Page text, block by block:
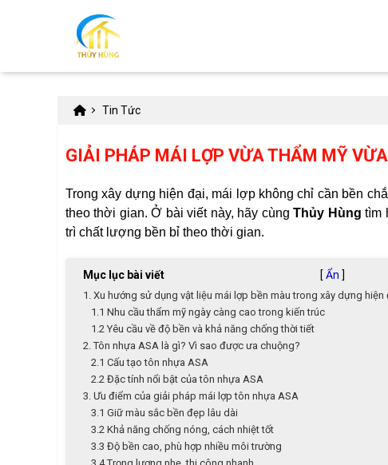
Tin Tức
GIẢI PHÁP MÁI LỢP VỪA THẨM MỸ
Trong xây dựng hiện đại, mái lợp không chỉ cần bền
theo thời gian. Ở bài viết này, hãy cùngThủy Hùng tìm
trì chất lượng bền bỉ theo thời gian.
Mục lục bài viết [ Ẩn ]
1. Xu hướng sử dụng vật liệu mái lợp bền màu trong xây dựng hiện
1.1 Nhu cầu thẩm mỹ ngày càng cao trong kiến trúc
1.2 Yêu cầu về độ bền và khả năng chống thời tiết
2. Tôn nhựa ASA là gì? Vì sao được ưa chuộng?
2.1 Cấu tạo tôn nhựa ASA
2.2 Đặc tính nổi bật của tôn nhựa ASA
3. Ưu điểm của giải pháp mái lợp tôn nhựa ASA
3.1 Giữ màu sắc bền đẹp lâu dài
3.2 Khả năng chống nóng, cách nhiệt tốt
3.3 Độ bền cao, phù hợp nhiều môi trường